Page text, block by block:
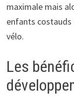
maximale mais
enfants
vélo.
Les